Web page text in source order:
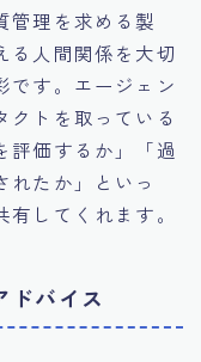
管理を求める製
る人間関係を大切
です。エージェン
クトを取っている
評価するか」「過
れたか」といっ
してくれます。
ドバイス